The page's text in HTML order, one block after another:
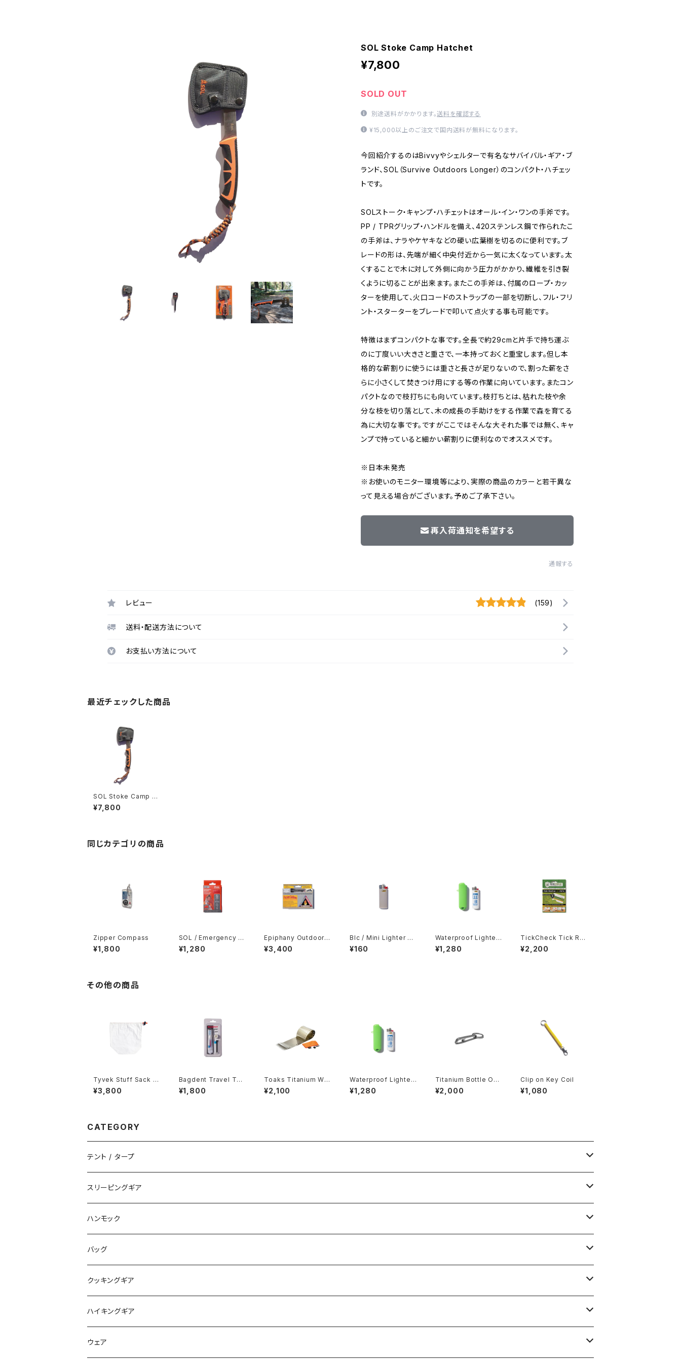
SOL Stoke Camp Hatchet
¥7,800
SOLD OUT
別途送料がかかります。送料を確認する
¥15,000以上のご注文で国内送料が無料になります。
今回紹介するのはBivvyやシェルターで有名なサバイバル・ギア・ブ
ランド、SOL（Survive Outdoors Longer）のコンパクト・ハチェッ
トです。
SOLストーク・キャンプ・ハチェットはオール・イン・ワンの手斧です。
PP / TPRグリップ・ハンドルを備え、420ステンレス鋼で作られたこ
の手斧は、ナラやケヤキなどの硬い広葉樹を切るのに便利です。ブ
レードの形は、先端が細く中央付近から一気に太くなっています。太
くすることで木に対して外側に向かう圧力がかかり、繊維を引き裂
くように切ることが出来ます。またこの手斧は、付属のロープ・カッ
ターを使用して、火口コードのストラップの一部を切断し、フル・フリ
ント・スターターをブレードで叩いて点火する事も可能です。
特徴はまずコンパクトな事です。全長で約29cmと片手で持ち運ぶ
のに丁度いい大きさと重さで、一本持っておくと重宝します。但し本
格的な薪割りに使うには重さと長さが足りないので、割った薪をさ
らに小さくして焚きつけ用にする等の作業に向いています。またコン
パクトなので枝打ちにも向いています。枝打ちとは、枯れた枝や余
分な枝を切り落として、木の成長の手助けをする作業で森を育てる
為に大切な事です。ですがここではそんな大それた事では無く、キャ
ンプで持っていると細かい薪割りに便利なのでオススメです。
※日本未発売
※お使いのモニター環境等により、実際の商品のカラーと若干異な
って見える場合がございます。予めご了承下さい。
再入荷通知を希望する
通報する
レビュー (159)
送料・配送方法について
お支払い方法について
最近チェックした商品
SOL Stoke Camp H
atchet
¥7,800
同じカテゴリの商品
Zipper Compass
¥1,800
SOL / Emergency Bl
anket
¥1,280
Epiphany Outdoor G
ear / Pocket Bellow
s
¥3,400
BIc / Mini Lighter -G
rey-
¥160
Waterproof Lighter
Case for BIC
¥1,280
TickCheck Tick Re
mover Card
¥2,200
その他の商品
Tyvek Stuff Sack ー
Size Large-
¥3,800
Bagdent Travel Too
thbrush Set
¥1,800
Toaks Titanium Win
dscreen
¥2,100
Waterproof Lighter
Case for BIC
¥1,280
Titanium Bottle Op
ener Keychain
¥2,000
Clip on Key Coil
¥1,080
CATEGORY
テント / タープ
タープ / シェルター
ペグ / ステークス
アクセサリー
スリーピングギア
シュラフ / キルト
ビビィ
マット
ピロー
ハンモック
ハンモック
アクセサリー
バッグ
バックパック
サコッシュ / ウェストポーチ
トートバッグ
クッキングギア
バーナー / ストーブ / 燃料
クッカー / カップ
ハイキングギア
ストック
ウェア